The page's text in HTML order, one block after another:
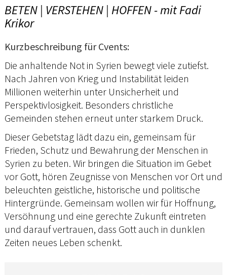
BETEN | VERSTEHEN | HOFFEN - mit Fadi
Krikor
Kurzbeschreibung für Cvents:
Die anhaltende Not in Syrien bewegt viele zutiefst.
Nach Jahren von Krieg und Instabilität leiden
Millionen weiterhin unter Unsicherheit und
Perspektivlosigkeit. Besonders christliche
Gemeinden stehen erneut unter starkem Druck.
Dieser Gebetstag lädt dazu ein, gemeinsam für
Frieden, Schutz und Bewahrung der Menschen in
Syrien zu beten. Wir bringen die Situation im Gebet
vor Gott, hören Zeugnisse von Menschen vor Ort und
beleuchten geistliche, historische und politische
Hintergründe. Gemeinsam wollen wir für Hoffnung,
Versöhnung und eine gerechte Zukunft eintreten
und darauf vertrauen, dass Gott auch in dunklen
Zeiten neues Leben schenkt.